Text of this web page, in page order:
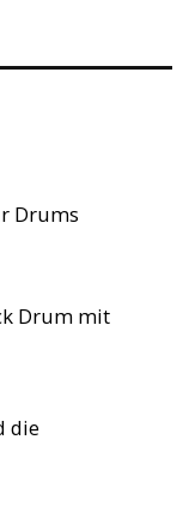
Drums
Drum mit
die